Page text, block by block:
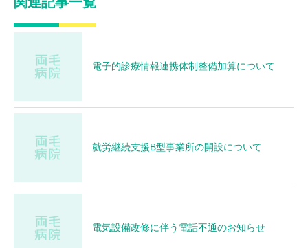
電子的診療情報連携体制整備加算について
就労継続支援B型事業所の開設について
電気設備改修に伴う電話不通のお知らせ